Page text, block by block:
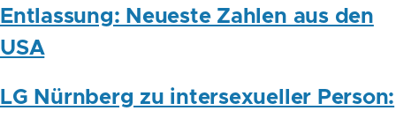
Entlassung: Neueste Zahlen aus den
USA
LG Nürnberg zu intersexueller Person: